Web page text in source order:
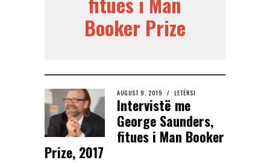
Booker Prize
AUGUST 9, 2019 LETËRSI
Intervistë me
George Saunders,
fitues i Man Booker
Prize, 2017